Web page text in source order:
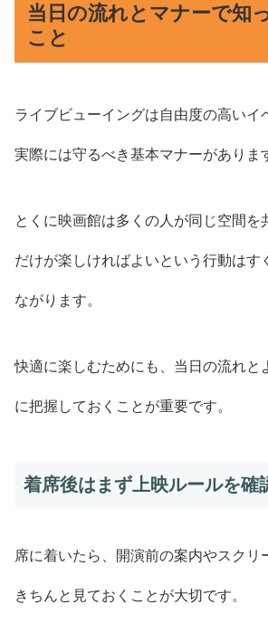
当日の流れとマナーで知
こと
ライブビューイングは自由度の高いイ
実際には守るべき基本マナーがありま
とくに映画館は多くの人が同じ空間を
だけが楽しければよいという行動はす
ながります。
快適に楽しむためにも、当日の流れと
に把握しておくことが重要です。
着席後はまず上映ルールを確
席に着いたら、開演前の案内やスクリ
きちんと見ておくことが大切です。